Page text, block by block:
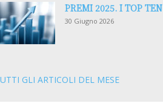
PREMI 2025. I TOP TEN
30 Giugno 2026
GLI ARTICOLI DEL MESE